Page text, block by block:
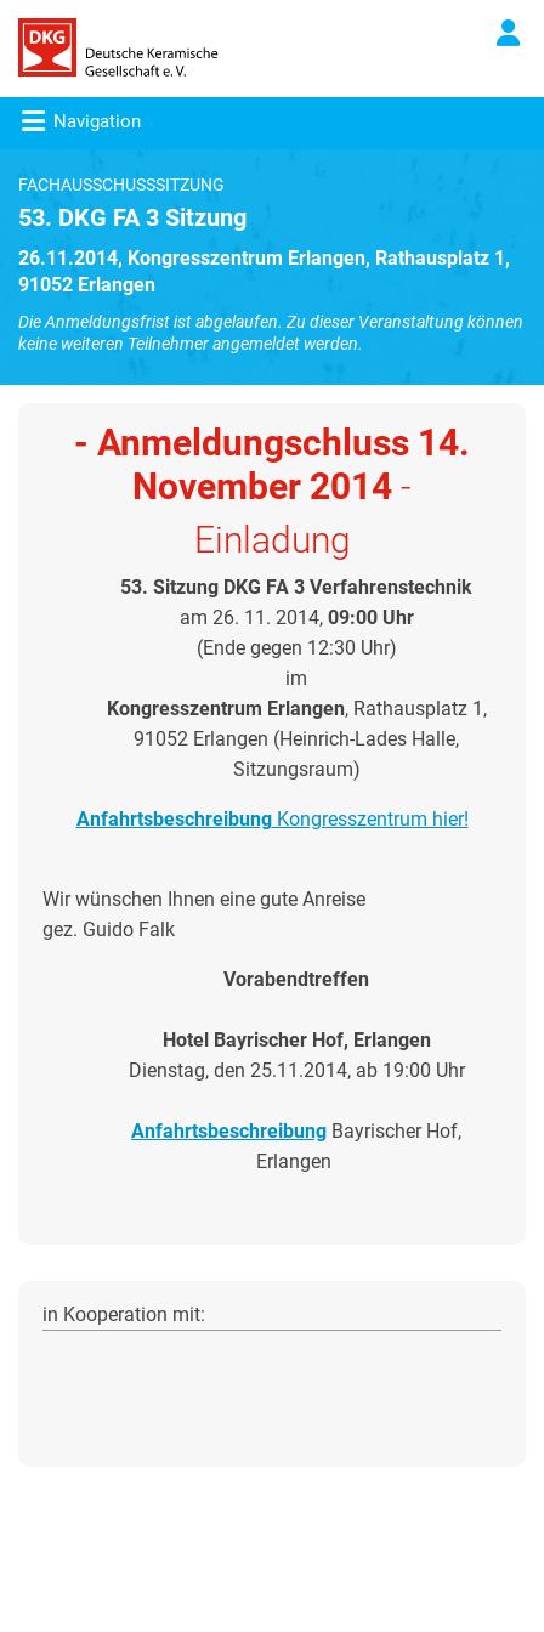
Navigation
FACHAUSSCHUSSSITZUNG
53. DKG FA 3 Sitzung
26.11.2014, Kongresszentrum Erlangen, Rathausplatz 1,
91052 Erlangen
Die Anmeldungsfrist ist abgelaufen. Zu dieser Veranstaltung können
keine weiteren Teilnehmer angemeldet werden.
- Anmeldungschluss 14.
November 2014 -
Einladung
53. Sitzung DKG FA 3 Verfahrenstechnik
am 26. 11. 2014, 09:00 Uhr
(Ende gegen 12:30 Uhr)
im
Kongresszentrum Erlangen, Rathausplatz 1,
91052 Erlangen (Heinrich-Lades Halle,
Sitzungsraum)
AnfahrtsbeschreibungKongresszentrum hier!
Wir wünschen Ihnen eine gute Anreise
gez. Guido Falk
Vorabendtreffen
Hotel Bayrischer Hof, Erlangen
Dienstag, den 25.11.2014, ab 19:00 Uhr
Anfahrtsbeschreibung Bayrischer Hof,
Erlangen
in Kooperation mit: